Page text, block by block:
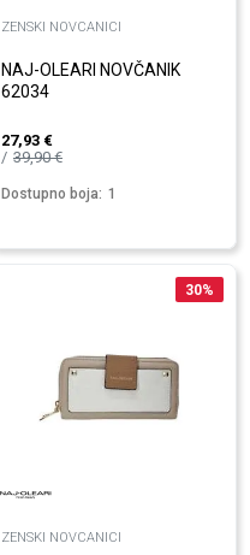
ZENSKI NOVCANICI
NAJ-OLEARI NOVČANIK
62034
27,93 €
39,90€
Dostupno boja: 1
30%
ZENSKI NOVCANICI